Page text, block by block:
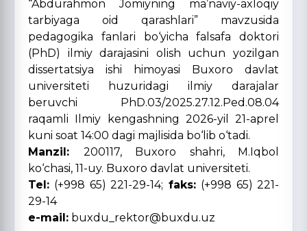
“Abdurahmon Jomiyning ma’naviy-axloqiy
tarbiyaga oid qarashlari” mavzusida
pedagogika fanlari bo‘yicha falsafa doktori
(PhD) ilmiy darajasini olish uchun yozilgan
dissertatsiya ishi himoyasi Buxoro davlat
universiteti huzuridagi ilmiy darajalar
beruvchi PhD.03/2025.27.12.Ped.08.04
raqamli Ilmiy kengashning 2026-yil 21-aprel
kuni soat 14:00 dagi majlisida bo‘lib o‘tadi.
Manzil: 200117, Buxoro shahri, M.Iqbol
ko‘chasi, 11-uy. Buxoro davlat universiteti.
Tel: (+998 65) 221-29-14; faks: (+998 65) 221-
29-14
e-mail: buxdu_rektor@buxdu.uz